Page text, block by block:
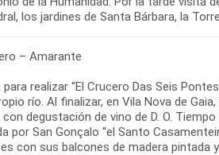
los jardines de Santa Bárbara, la
– Amarante
para realizar “El Crucero Das Seis
río. Al finalizar, en Vila Nova de
degustación de vino de D. O.
por San Gonçalo “el Santo
con sus balcones de madera